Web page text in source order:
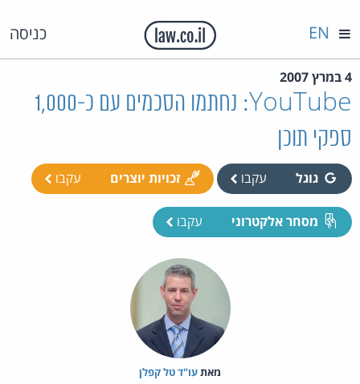
כניסה EN
4 במרץ 2007
YouTube: נחתמו הסכמים עם כ-1,000
ספקי תוכן
גוגל עקבו זכויות יוצרים עקבו
מסחר אלקטרוני עקבו
מאת‏עו"ד טל קפלן